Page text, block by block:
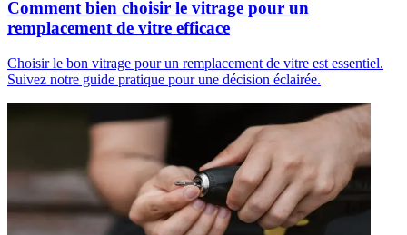
Comment bien choisir le vitrage pour un
remplacement de vitre efficace
Choisir le bon vitrage pour un remplacement de vitre est essentiel.
Suivez notre guide pratique pour une décision éclairée.